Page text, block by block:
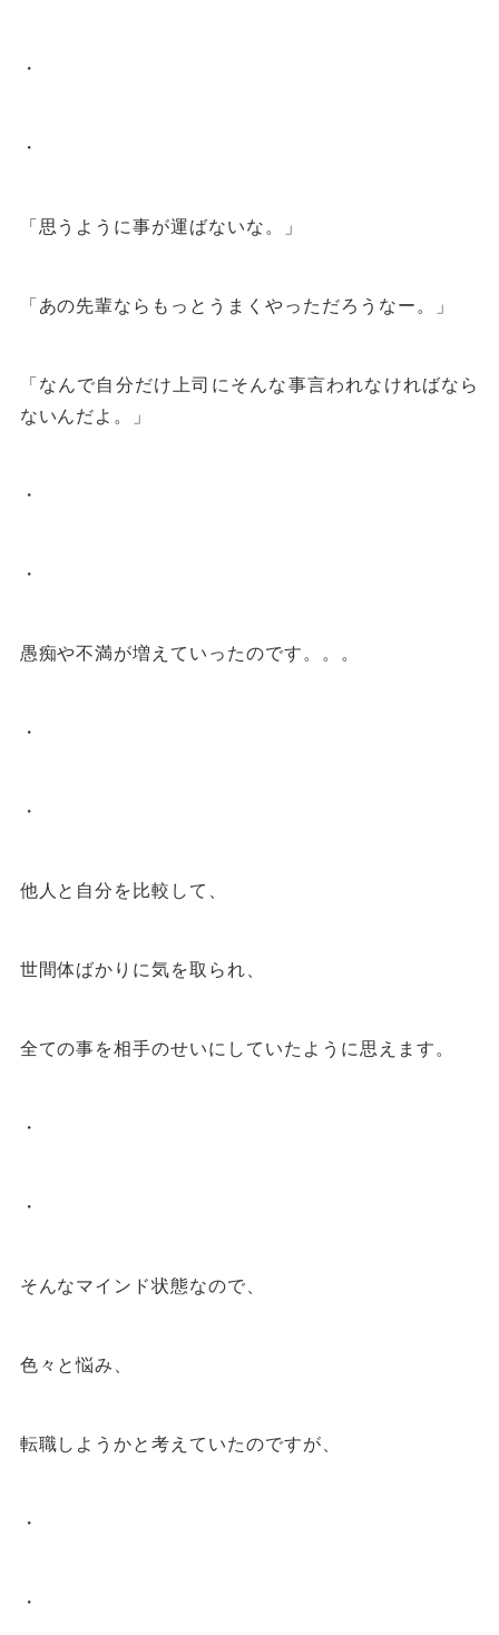
・
・
「思うように事が運ばないな。」
「あの先輩ならもっとうまくやっただろうなー。」
「なんで自分だけ上司にそんな事言われなければなら
ないんだよ。」
・
・
愚痴や不満が増えていったのです。。。
・
・
他人と自分を比較して、
世間体ばかりに気を取られ、
全ての事を相手のせいにしていたように思えます。
・
・
そんなマインド状態なので、
色々と悩み、
転職しようかと考えていたのですが、
・
・